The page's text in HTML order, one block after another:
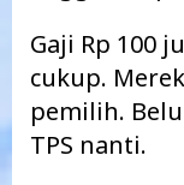
Gaji Rp 100
cukup.
pemilih.
TPS nanti.